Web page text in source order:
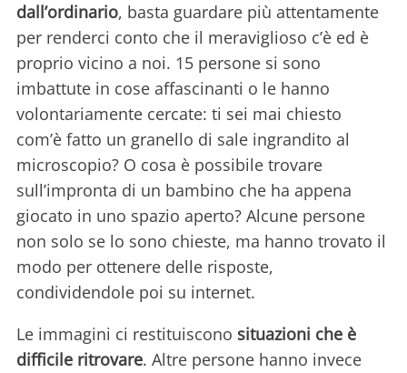
dall’ordinario, basta guardare più attentamente
per renderci conto che il meraviglioso c’è ed è
proprio vicino a noi. 15 persone si sono
imbattute in cose affascinanti o le hanno
volontariamente cercate: ti sei mai chiesto
com’è fatto un granello di sale ingrandito al
microscopio? O cosa è possibile trovare
sull’impronta di un bambino che ha appena
giocato in uno spazio aperto? Alcune persone
non solo se lo sono chieste, ma hanno trovato il
modo per ottenere delle risposte,
condividendole poi su internet.
Le immagini ci restituiscono situazioni che è
difficile ritrovare. Altre persone hanno invece